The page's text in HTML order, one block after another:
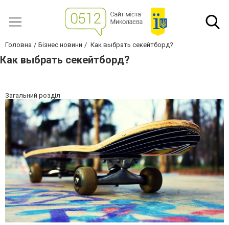
Головна Бізнес новини Как выбрать секейтборд?
Как выбрать секейтборд?
Загальний розділ